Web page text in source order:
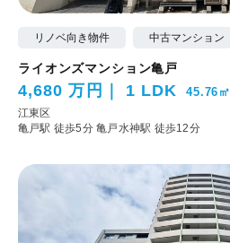
リノベ向き物件 中古マンション
ライオンズマンション亀戸
4,680 万円 1 LDK 45.76㎡
江東区
亀戸駅 徒歩5分亀戸水神駅 徒歩12分